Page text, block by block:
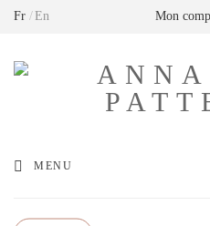
Fr En Mon
MENU
Livraison offerte en
Relay)